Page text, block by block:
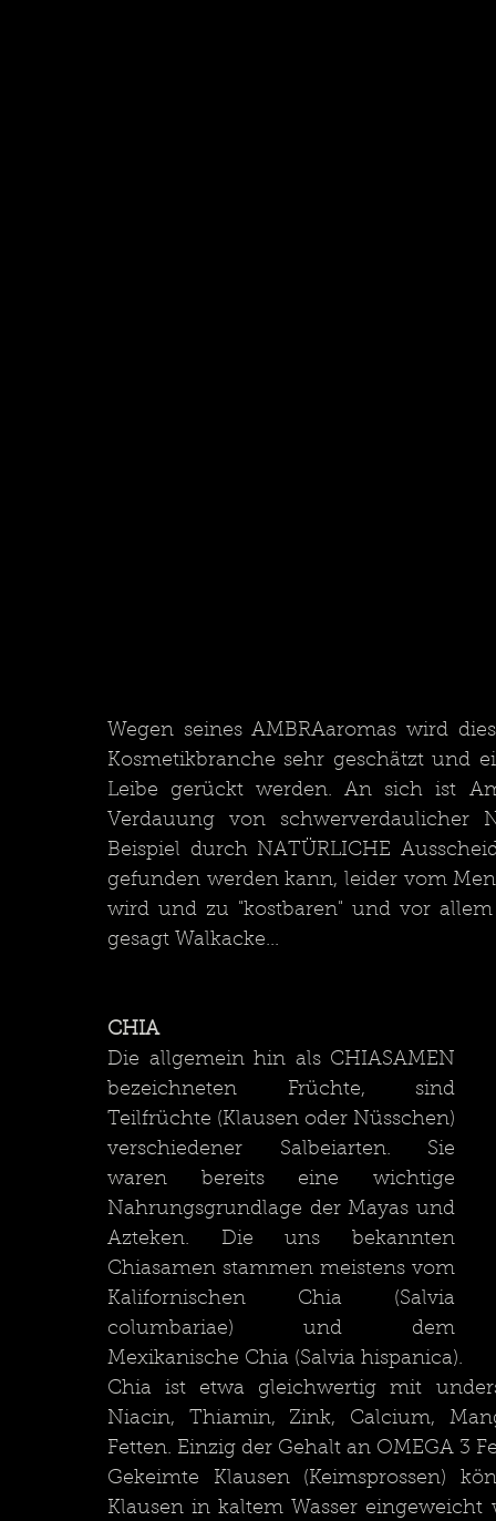
Wegen seines AMBRAaromas wird
Kosmetikbranche sehr geschätzt und
Leibe gerückt werden. An sich ist
Verdauung von
Beispiel durch NATÜRLICHE
gefunden werden kann, leider vom
wird und zu "kostbaren" und vor
gesagt Walkacke...
CHIA
Die allgemein hin als CHIASAMEN
bezeichneten Früchte, sind
Teilfrüchte (Klausen oder Nüsschen)
verschiedener Salbeiarten. Sie
waren bereits eine wichtige
Nahrungsgrundlage der Mayas und
Azteken. Die uns bekannten
Chiasamen stammen meistens vom
Kalifornischen Chia (Salvia
columbariae) und dem
Mexikanische Chia (Salvia hispanica).
Chia ist etwa gleichwertig mit
Niacin, Thiamin, Zink, Calcium,
Fetten. Einzig der Gehalt an OMEGA 3
Gekeimte Klausen (Keimsprossen)
Klausen in kaltem Wasser